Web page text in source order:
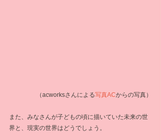
（acworksさんによる写真ACからの写真）
また、みなさんが子どもの頃に描いていた未来の世
界と、現実の世界はどうでしょう。